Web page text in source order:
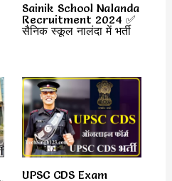
Sainik School Nalanda
Recruitment 2024 ✅
सैनिक स्कूल नालंदा में भर्ती
UPSC CDS Exam